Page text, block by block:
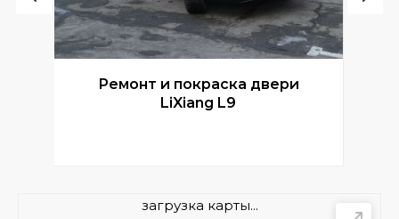
Ремонт и покраска двери
LiXiang L9
загрузка карты...